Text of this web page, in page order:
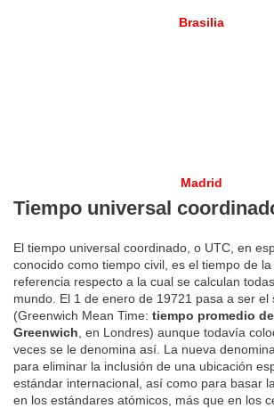
Brasilia
Madrid
Tiempo universal
El tiempo universal coordinado, o UTC, en
conocido como tiempo civil, es el tiempo de
referencia respecto a la cual se calculan
mundo. El 1 de enero de 19721 pasa a ser el
(Greenwich Mean Time: tiempo promedio
Greenwich , en Londres) aunque todavía
veces se le denomina así. La nueva
para eliminar la inclusión de una ubicación
estándar internacional, así como para basar
en los estándares atómicos, más que en los